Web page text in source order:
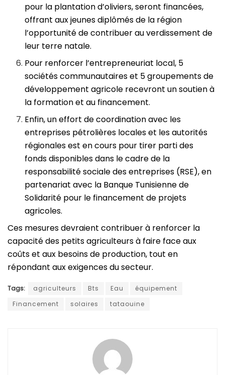
pour la plantation d’oliviers, seront financées,
offrant aux jeunes diplômés de la région
l’opportunité de contribuer au verdissement de
leur terre natale.
Pour renforcer l’entrepreneuriat local, 5
sociétés communautaires et 5 groupements de
développement agricole recevront un soutien à
la formation et au financement.
Enfin, un effort de coordination avec les
entreprises pétrolières locales et les autorités
régionales est en cours pour tirer parti des
fonds disponibles dans le cadre de la
responsabilité sociale des entreprises (RSE), en
partenariat avec la Banque Tunisienne de
Solidarité pour le financement de projets
agricoles.
Ces mesures devraient contribuer à renforcer la
capacité des petits agriculteurs à faire face aux
coûts et aux besoins de production, tout en
répondant aux exigences du secteur.
Tags: agriculteurs Bts Eau
équipement
Financement
solaires tataouine